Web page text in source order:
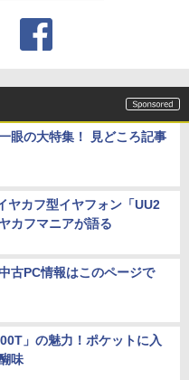
眼の大特集！ 見どころ記事
ヤカフ型イヤフォン「UU2
カフマニアが語る
古PC情報はこのページで
」の魅力！ポケットに入
味